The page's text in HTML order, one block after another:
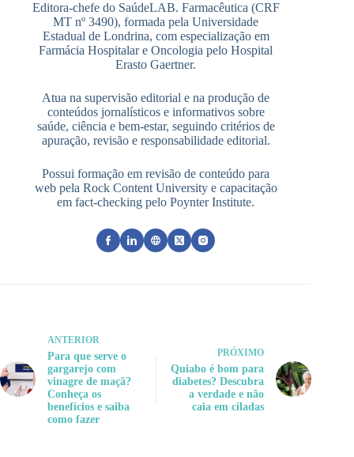
Editora-chefe do SaúdeLAB. Farmacêutica (CRF
MT nº 3490), formada pela Universidade
Estadual de Londrina, com especialização em
Farmácia Hospitalar e Oncologia pelo Hospital
Erasto Gaertner.
Atua na supervisão editorial e na produção de
conteúdos jornalísticos e informativos sobre
saúde, ciência e bem-estar, seguindo critérios de
apuração, revisão e responsabilidade editorial.
Possui formação em revisão de conteúdo para
web pela Rock Content University e capacitação
em fact-checking pelo Poynter Institute.
ANTERIOR
Para que serve o
gargarejo com
vinagre de maçã?
Conheça os
benefícios e saiba
como fazer
PRÓXIMO
Quiabo é bom para
diabetes? Descubra
a verdade e não
caia em ciladas